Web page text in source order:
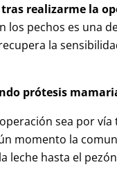
realizarme la
los pechos es una
la
prótesis
sea por
momento la
leche hasta el